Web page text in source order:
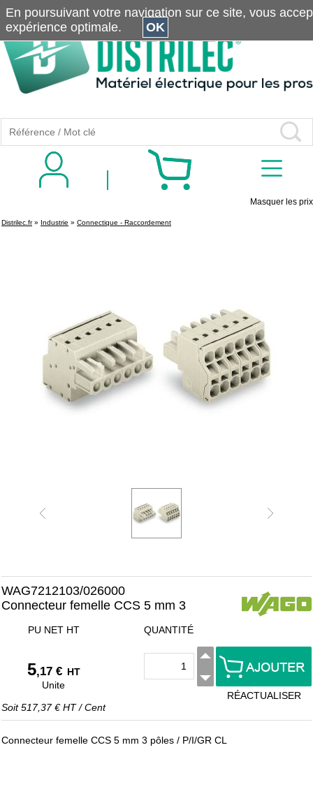
Masquer les prix
Distrilec.fr» Industrie » Connectique - Raccordement
WAG7212103/026000
Connecteur femelle CCS 5 mm 3
PU NET HT
5,17 € HT
Unite
Soit517,37 € HT/Cent
QUANTITÉ
RÉACTUALISER
Connecteur femelle CCS 5 mm 3 pôles / P/I/GR CL
En poursuivant votre navigation sur ce site, vous
expérience optimale.
OK